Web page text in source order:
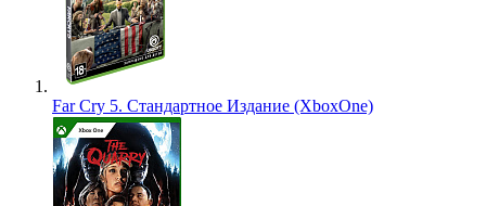
Far Cry 5. Стандартное Издание (XboxOne)